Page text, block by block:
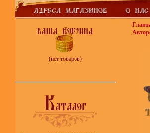
(нет товаров)